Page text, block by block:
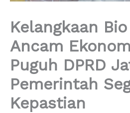
Kelangkaan
Ancam
Puguh DPRD
Pemerintah
Kepastian